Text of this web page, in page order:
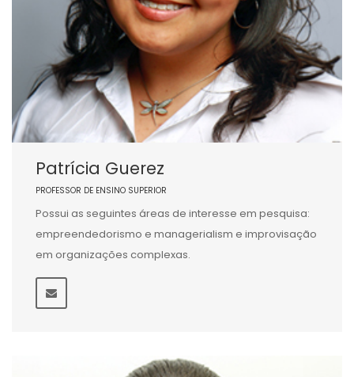
Patrícia Guerez
PROFESSOR DE ENSINO SUPERIOR
Possui as seguintes áreas de interesse em pesquisa:
empreendedorismo e managerialism e improvisação
em organizações complexas.